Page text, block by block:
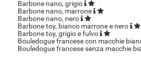
Barbone nano, grigio
Barbone nano, marrone
Barbone nano, nero
Barbone toy, bianco marrone e nero
Barbone toy, grigio e fulvo
Bouledogue francese con macchie
Bouledogue francese senza macchie